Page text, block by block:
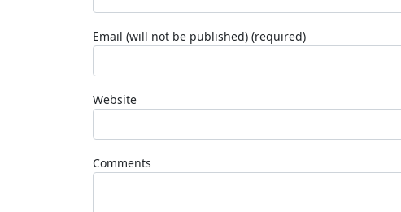
Email (will not be published) (required)
Website
Comments